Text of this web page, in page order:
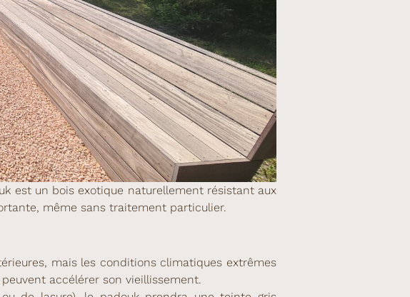
est un bois exotique naturellement résistant aux
même sans traitement particulier.
mais les conditions climatiques extrêmes
accélérer son vieillissement.